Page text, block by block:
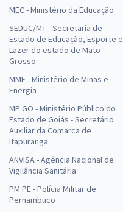
MEC - Ministério da Educação
SEDUC/MT - Secretaria de
Estado de Educação, Esporte e
Lazer do estado de Mato
Grosso
MME - Ministério de Minas e
Energia
MP GO - Ministério Público do
Estado de Goiás - Secretário
Auxiliar da Comarca de
Itapuranga
ANVISA - Agência Nacional de
Vigilância Sanitária
PM PE - Polícia Militar de
Pernambuco